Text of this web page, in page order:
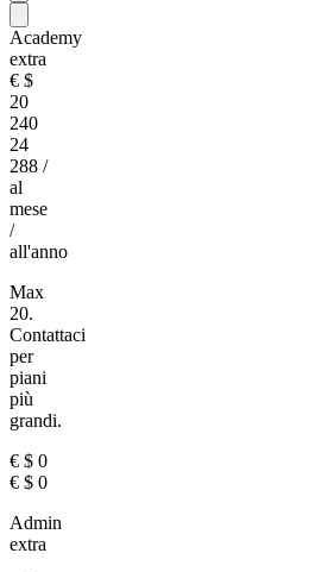
Academy
extra
€ $
20
240
24
288 /
al
mese
/
all'anno
Max
20.
Contattaci
per
piani
più
grandi.
€ $ 0
€ $ 0
Admin
extra